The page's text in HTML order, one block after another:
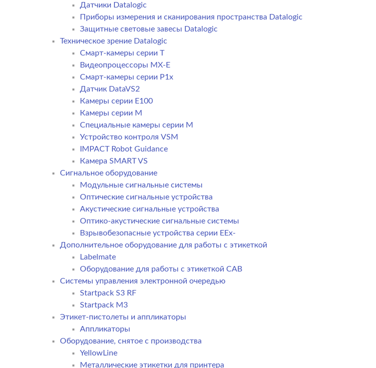
Датчики Datalogic
Приборы измерения и сканирования пространства Datalogic
Защитные световые завесы Datalogic
Техническое зрение Datalogic
Смарт-камеры серии T
Видеопроцессоры MX-E
Смарт-камеры серии P1x
Датчик DataVS2
Камеры серии E100
Камеры серии M
Специальные камеры серии M
Устройство контроля VSM
IMPACT Robot Guidance
Камера SMART VS
Cигнальное оборудование
Модульные сигнальные системы
Оптические сигнальные устройства
Акустические сигнальные устройства
Оптико-акустические сигнальные системы
Взрывобезопасные устройства серии EEx-
Дополнительное оборудование для работы с этикеткой
Labelmate
Оборудование для работы с этикеткой CAB
Системы управления электронной очередью
Startpack S3 RF
Startpack M3
Этикет-пистолеты и аппликаторы
Аппликаторы
Оборудование, снятое с производства
YellowLine
Металлические этикетки для принтера